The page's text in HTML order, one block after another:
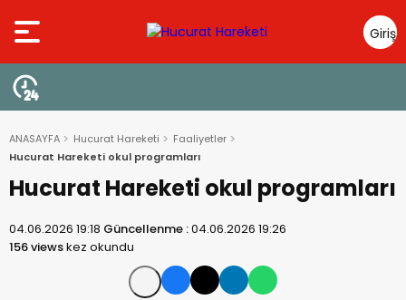
Giriş
Yap
ANASAYFA Hucurat Hareketi
Faaliyetler
Hucurat Hareketi okul programları
Hucurat Hareketi okul programları
04.06.2026 19:18 Güncellenme :04.06.2026 19:26
156 viewskez okundu